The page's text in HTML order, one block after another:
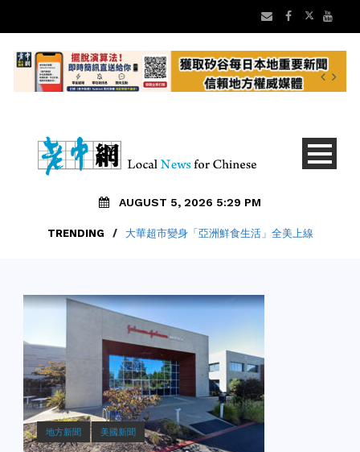
AUGUST 5, 2026 5:29 PM
TRENDING / 大華超市變身「亞洲鮮食生活」全美上線
地方新聞 美國新聞